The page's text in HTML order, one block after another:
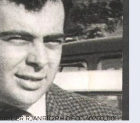
BR RJANRIO PH.0.FOT.40260_001